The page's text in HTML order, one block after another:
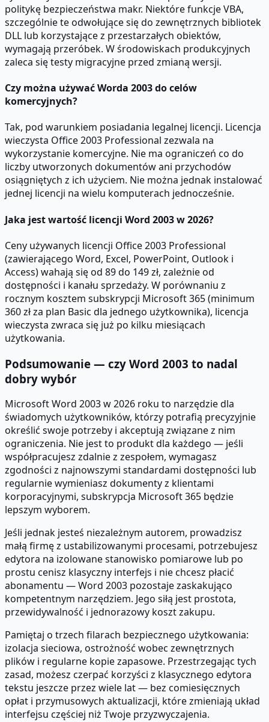
politykę bezpieczeństwa makr. Niektóre funkcje VBA,
szczególnie te odwołujące się do zewnętrznych bibliotek
DLL lub korzystające z przestarzałych obiektów,
wymagają przeróbek. W środowiskach produkcyjnych
zaleca się testy migracyjne przed zmianą wersji.
Czy można używać Worda 2003 do celów
komercyjnych?
Tak, pod warunkiem posiadania legalnej licencji. Licencja
wieczysta Office 2003 Professional zezwala na
wykorzystanie komercyjne. Nie ma ograniczeń co do
liczby utworzonych dokumentów ani przychodów
osiągniętych z ich użyciem. Nie można jednak instalować
jednej licencji na wielu komputerach jednocześnie.
Jaka jest wartość licencji Word 2003 w 2026?
Ceny używanych licencji Office 2003 Professional
(zawierającego Word, Excel, PowerPoint, Outlook i
Access) wahają się od 89 do 149 zł, zależnie od
dostępności i kanału sprzedaży. W porównaniu z
rocznym kosztem subskrypcji Microsoft 365 (minimum
360 zł za plan Basic dla jednego użytkownika), licencja
wieczysta zwraca się już po kilku miesiącach
użytkowania.
Podsumowanie — czy Word 2003 to nadal
dobry wybór
Microsoft Word 2003 w 2026 roku to narzędzie dla
świadomych użytkowników, którzy potrafią precyzyjnie
określić swoje potrzeby i akceptują związane z nim
ograniczenia. Nie jest to produkt dla każdego — jeśli
współpracujesz zdalnie z zespołem, wymagasz
zgodności z najnowszymi standardami dostępności lub
regularnie wymieniasz dokumenty z klientami
korporacyjnymi, subskrypcja Microsoft 365 będzie
lepszym wyborem.
Jeśli jednak jesteś niezależnym autorem, prowadzisz
małą firmę z ustabilizowanymi procesami, potrzebujesz
edytora na izolowane stanowisko pomiarowe lub po
prostu cenisz klasyczny interfejs i nie chcesz płacić
abonamentu — Word 2003 pozostaje zaskakująco
kompetentnym narzędziem. Jego siłą jest prostota,
przewidywalność i jednorazowy koszt zakupu.
Pamiętaj o trzech filarach bezpiecznego użytkowania:
izolacja sieciowa, ostrożność wobec zewnętrznych
plików i regularne kopie zapasowe. Przestrzegając tych
zasad, możesz czerpać korzyści z klasycznego edytora
tekstu jeszcze przez wiele lat — bez comiesięcznych
opłat i przymusowych aktualizacji, które zmieniają układ
interfejsu częściej niż Twoje przyzwyczajenia.